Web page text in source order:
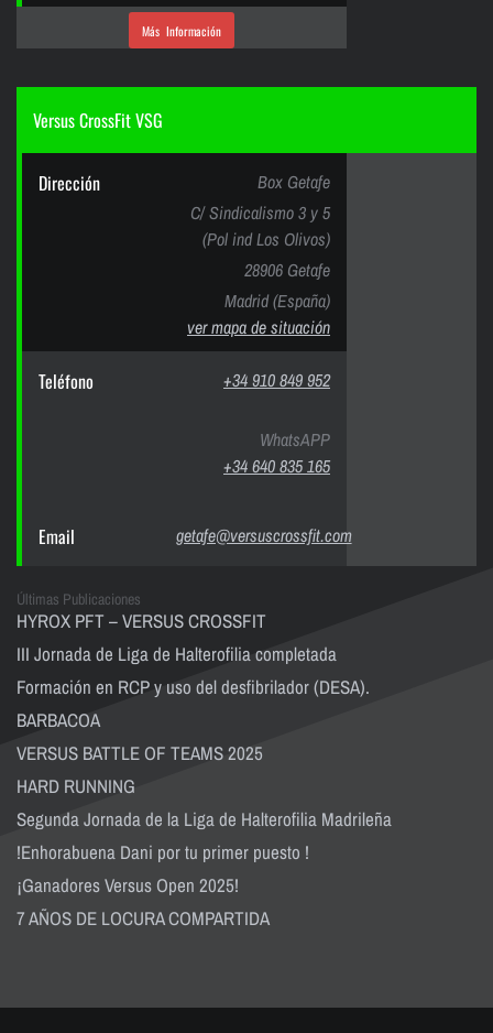
Más Información
Versus CrossFit VSG
Dirección
Box Getafe
C/ Sindicalismo 3 y 5
(Pol ind Los Olivos)
28906 Getafe
Madrid (España)
ver mapa de situación
Teléfono +34 910 849 952
WhatsAPP
+34 640 835 165
Email getafe@versuscrossfit.com
Últimas Publicaciones
HYROX PFT – VERSUS CROSSFIT
III Jornada de Liga de Halterofilia completada
Formación en RCP y uso del desfibrilador (DESA).
BARBACOA
VERSUS BATTLE OF TEAMS 2025
HARD RUNNING
Segunda Jornada de la Liga de Halterofilia Madrileña
!Enhorabuena Dani por tu primer puesto !
¡Ganadores Versus Open 2025!
7 AÑOS DE LOCURA COMPARTIDA